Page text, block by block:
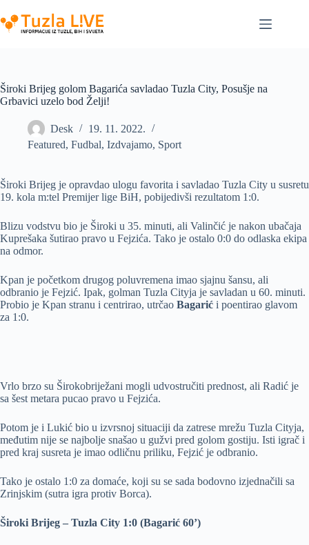
to
content
Široki Brijeg golom Bagarića savladao Tuzla City, Posušje na
Grbavici uzelo bod Želji!
Desk
19. 11. 2022.
Featured, Fudbal, Izdvajamo, Sport
Široki Brijeg je opravdao ulogu favorita i savladao Tuzla City u susretu
19. kola m:tel Premijer lige BiH, pobijedivši rezultatom 1:0.
Blizu vodstvu bio je Široki u 35. minuti, ali Valinčić je nakon ubačaja
Kuprešaka šutirao pravo u Fejzića. Tako je ostalo 0:0 do odlaska ekipa
na odmor.
Kpan je početkom drugog poluvremena imao sjajnu šansu, ali
odbranio je Fejzić. Ipak, golman Tuzla Cityja je savladan u 60. minuti.
Probio je Kpan stranu i centrirao, utrčao Bagarić i poentirao glavom
za 1:0.
Vrlo brzo su Širokobriježani mogli udvostručiti prednost, ali Radić je
sa šest metara pucao pravo u Fejzića.
Potom je i Lukić bio u izvrsnoj situaciji da zatrese mrežu Tuzla Cityja,
međutim nije se najbolje snašao u gužvi pred golom gostiju. Isti igrač i
pred kraj susreta je imao odličnu priliku, Fejzić je odbranio.
Tako je ostalo 1:0 za domaće, koji su se sada bodovno izjednačili sa
Zrinjskim (sutra igra protiv Borca).
Široki Brijeg – Tuzla City 1:0 (Bagarić 60’)